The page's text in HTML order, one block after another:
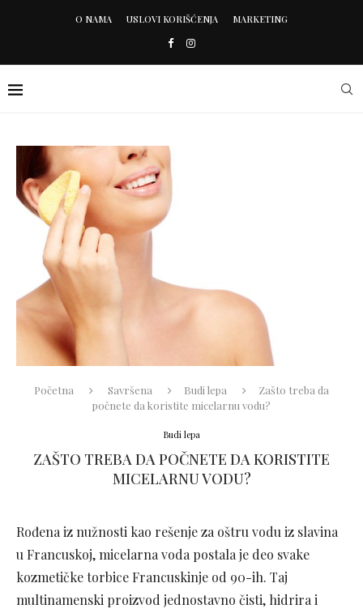
O NAMA USLOVI KORIŠĆENJA MARKETING
Početna Savršena Budi lepa
Zašto treba da
počnete da koristite micelarnu vodu?
Budi lepa
ZAŠTO TREBA DA POČNETE DA KORISTITE
MICELARNU VODU?
Rođena iz nužnosti kao rešenje za oštru vodu iz slavina
u Francuskoj, micelarna voda postala je deo svake
kozmetičke torbice Francuskinje od 90-ih. Taj
multinamenski proizvod jednostavno čisti, hidrira i